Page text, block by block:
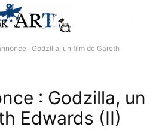
: Godzilla, un film de Gareth
: Godzilla, un
Edwards (II)